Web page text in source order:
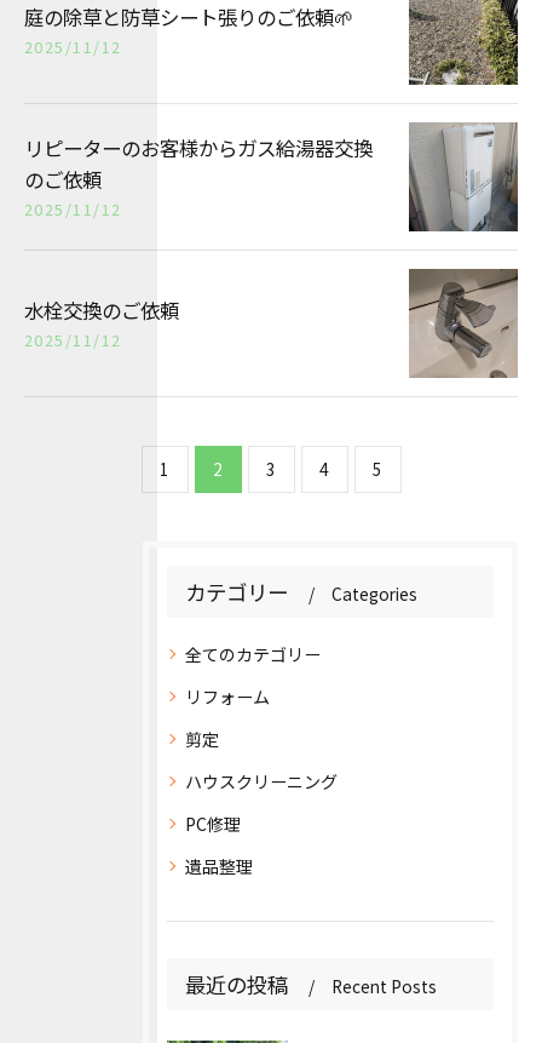
庭の除草と防草シート張りのご依頼🌱
2025/11/12
リピーターのお客様からガス給湯器交換
のご依頼
2025/11/12
水栓交換のご依頼
2025/11/12
1 2 3 4 5
カテゴリー Categories
全てのカテゴリー
リフォーム
剪定
ハウスクリーニング
PC修理
遺品整理
最近の投稿 Recent Posts